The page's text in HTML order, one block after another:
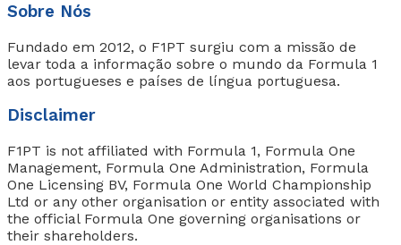
Sobre Nós
Fundado em 2012, o F1PT surgiu com a missão de
levar toda a informação sobre o mundo da Formula 1
aos portugueses e países de língua portuguesa.
Disclaimer
F1PT is not affiliated with Formula 1, Formula One
Management, Formula One Administration, Formula
One Licensing BV, Formula One World Championship
Ltd or any other organisation or entity associated with
the official Formula One governing organisations or
their shareholders.